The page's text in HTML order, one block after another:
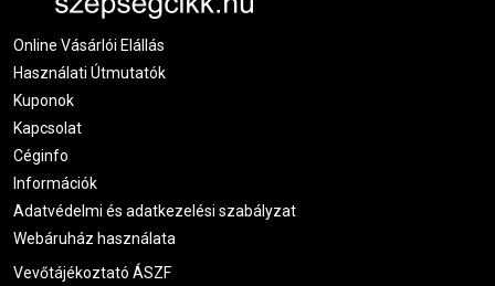
Online Vásárlói Elállás
Használati Útmutatók
Kuponok
Kapcsolat
Céginfo
Információk
Adatvédelmi és adatkezelési szabályzat
Webáruház használata
Vevőtájékoztató ÁSZF